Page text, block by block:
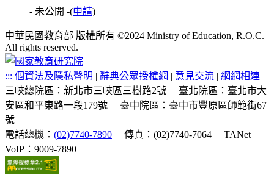
- 未公開 -(申請)
中華民國教育部 版權所有 ©2024 Ministry of Education, R.O.C.
All rights reserved.
::: 個資法及隱私聲明 | 辭典公眾授權網 | 意見交流 | 網網相連
三峽總院區：新北市三峽區三樹路2號
臺北院區：臺北市大
安區和平東路一段179號
臺中院區：臺中市豐原區師範街67
號
電話總機： (02)7740-7890 傳真：(02)7740-7064
TANet
VoIP：9009-7890